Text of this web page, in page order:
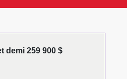
demi 259 900 $